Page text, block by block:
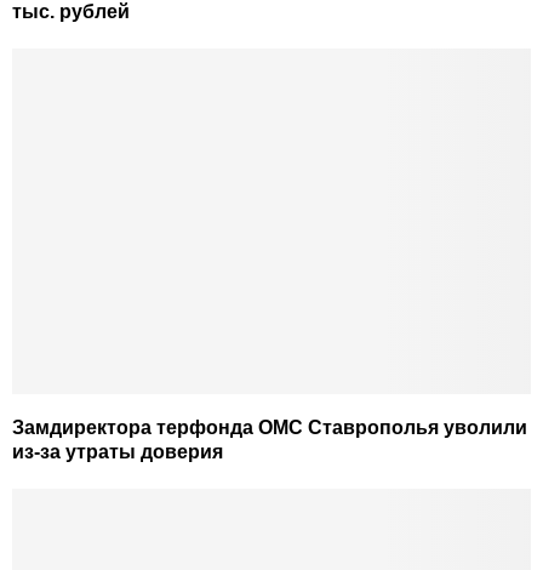
тыс. рублей
Замдиректора терфонда ОМС Ставрополья уволили
из-за утраты доверия